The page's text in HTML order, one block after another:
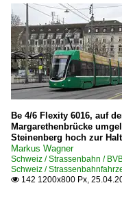
Be 4/6 Flexity 6016, auf
Margarethenbrücke
Steinenberg hoch zur
Markus Wagner
Schweiz / Strassenbahn /
Schweiz /
 142 1200x800 Px,